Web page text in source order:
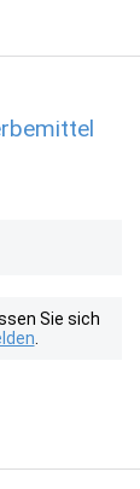
Sie sich